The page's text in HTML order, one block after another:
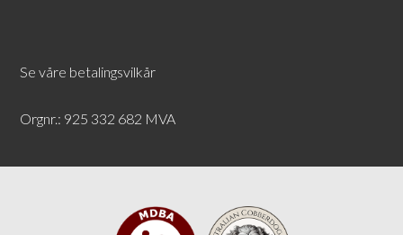
Se våre betalingsvilkår
Orgnr.: 925 332 682 MVA